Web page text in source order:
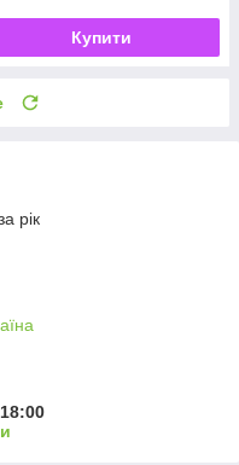
Купити
рік